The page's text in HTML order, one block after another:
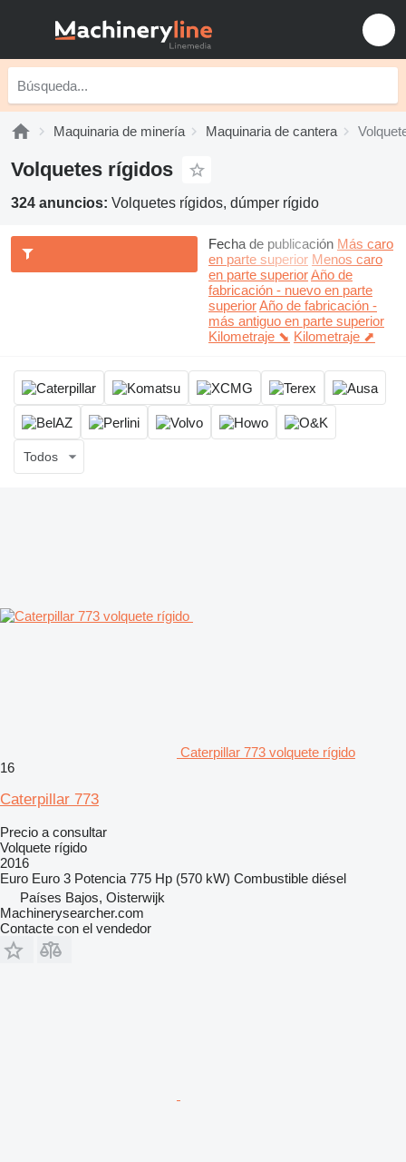
Maquinaria de minería Maquinaria de cantera
Volquetes rígidos
324 anuncios: Volquetes rígidos, dúmper rígido
Fecha de publicación Más caro
en parte superior Menos caro
en parte superiorAño de
fabricación - nuevo en parte
superiorAño de fabricación -
más antiguo en parte superior
Kilometraje ⬊ Kilometraje ⬈
Todos
Caterpillar 773 volquete rígido
16
Caterpillar 773
Precio a consultar
Volquete rígido
2016
Euro Euro 3 Potencia 775 Hp (570 kW) Combustible diésel
Países Bajos, Oisterwijk
Machinerysearcher.com
Contacte con el vendedor